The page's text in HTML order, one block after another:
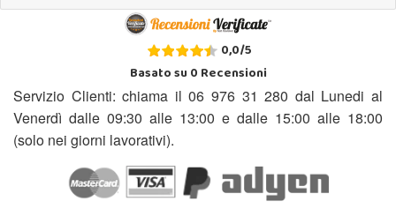
0,0/5
Basato su0Recensioni
Servizio Clienti: chiama il 06 976 31 280 dal Lunedi al
Venerdì dalle 09:30 alle 13:00 e dalle 15:00 alle 18:00
(solo nei giorni lavorativi).